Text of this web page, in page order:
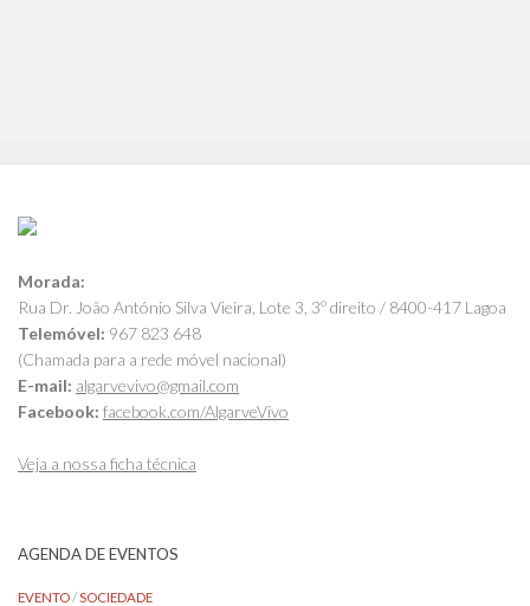
Morada:
Rua Dr. João António Silva Vieira, Lote 3, 3º direito / 8400-417 Lagoa
Telemóvel: 967 823 648
(Chamada para a rede móvel nacional)
E-mail: algarvevivo@gmail.com
Facebook: facebook.com/AlgarveVivo
Veja a nossa ficha técnica
AGENDA DE EVENTOS
EVENTO/SOCIEDADE